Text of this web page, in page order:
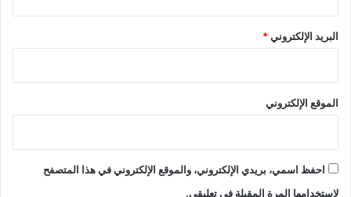
البريد الإلكتروني*
الموقع الإلكتروني
احفظ اسمي، بريدي الإلكتروني، والموقع الإلكتروني في هذا المتصفح
لاستخدامها المرة المقبلة في تعليقي.